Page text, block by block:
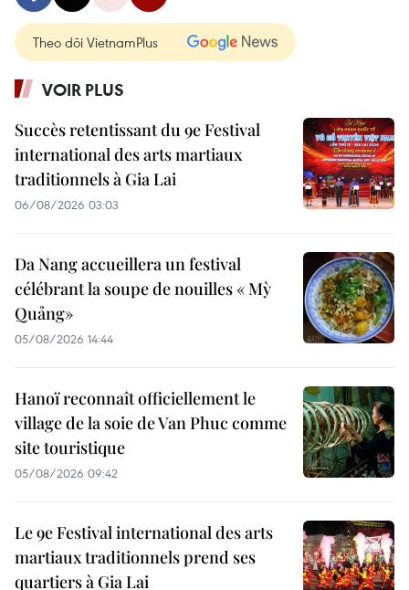
Theo dõi VietnamPlus
VOIR PLUS
Succès retentissant du 9e Festival
international des arts martiaux
traditionnels à Gia Lai
06/08/2026 03:03
Da Nang accueillera un festival
célébrant la soupe de nouilles « Mỳ
Quảng»
05/08/2026 14:44
Hanoï reconnaît officiellement le
village de la soie de Van Phuc comme
site touristique
05/08/2026 09:42
Le 9e Festival international des arts
martiaux traditionnels prend ses
quartiers à Gia Lai